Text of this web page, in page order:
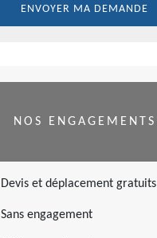
NOS ENGAGEMENTS
Devis et déplacement gratuits
Sans engagement